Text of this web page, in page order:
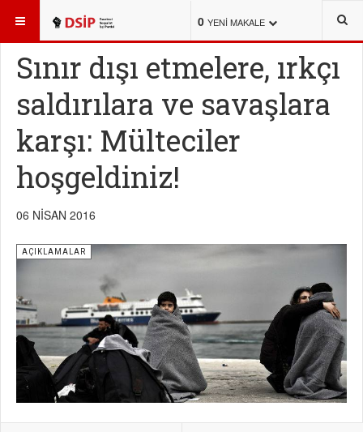
0 YENI MAKALE
BURADASINIZ: HABERLER AÇIKLAMALAR
Sınır dışı etmelere, ırkçı
saldırılara ve savaşlara
karşı: Mülteciler
hoşgeldiniz!
06 NISAN 2016
AÇIKLAMALAR